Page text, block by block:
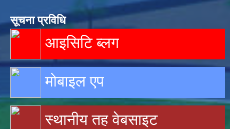
सूचना प्रविधि
आइसिटि ब्लग
मोबाइल एप
स्थानीय तह वेबसाइट